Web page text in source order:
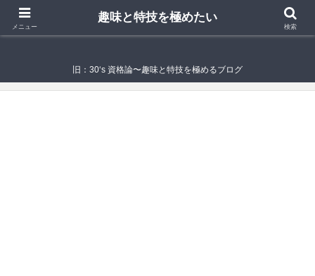
趣味と特技を極めたい
旧：30‘s 資格論〜趣味と特技を極めるブログ
メニュー
趣味と特技を極めたい
検索